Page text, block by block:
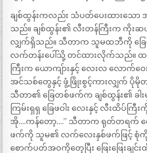
ချစ်ထွန်းကလည်း သံပတ်ပေးထားသော
သည်။ ချစ်ထွန်း၏ လီးတန်ကြီးက ကိုးဆယ်
လျှက်ရှိသည်။ သီတာက သူမထဘီကို ခြေထ
လက်တန်းပေါ်သို့ တင်ထားလိုက်သည်။
ကြီးက ယောကျ်ားနှင့် လေးလ လောက်ဝ
အင်သစ်တွေနှင့် ဖွံ့ဖြိုးစွင့်ကားလျှက် ပို
သီတာ၏ ခြေတစ်ဖက်က ချစ်ထွန်း၏ ခါ
ကြမ်းရှရှ ခြေဖဝါး လေးနှင့် လီးထိပ်က
အို….ကန်တော့….” သီတာက ရုတ်တရက် တော
ဖက်ကို သူမ၏ လက်လေးနှစ်ဖက်ဖြင့် စုံကို
စောက်ပတ်အဝကိုတေ့ပြီး ဖြေးဖြေးချင်း